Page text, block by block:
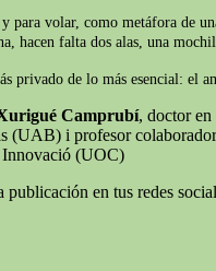
para volar, como metáfora de
hacen falta dos alas, una
privado de lo más esencial: el
Camprubí, doctor en
(UAB) i profesor
(UOC)
publicación en tus redes